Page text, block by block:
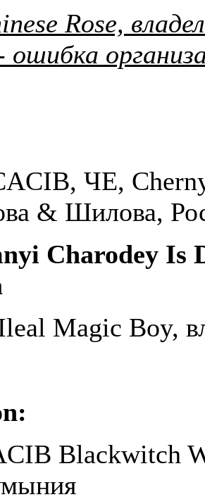
Rose,
ошибка
ЧЕ,
& Шилова,
Charodey Is
Magic Boy,
Blackwitch